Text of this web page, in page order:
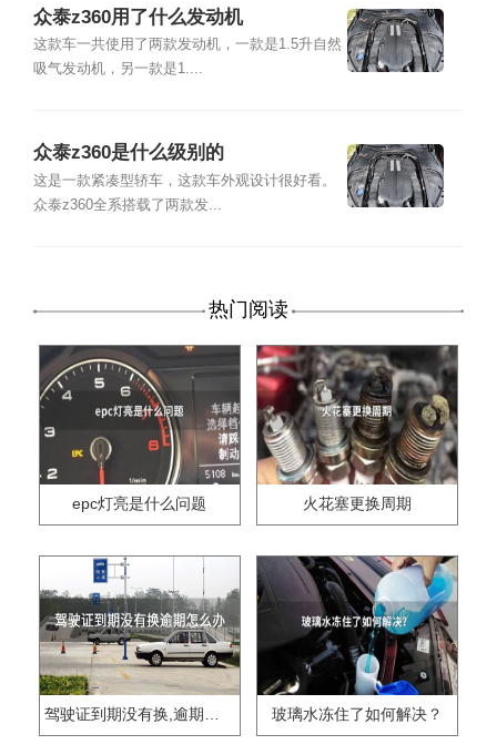
众泰z360用了什么发动机
这款车一共使用了两款发动机，一款是1.5升自然
吸气发动机，另一款是1....
众泰z360是什么级别的
这是一款紧凑型轿车，这款车外观设计很好看。
众泰z360全系搭载了两款发...
热门阅读
epc灯亮是什么问题 火花塞更换周期
玻璃水冻住了如何解决？